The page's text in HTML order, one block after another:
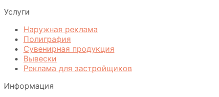
Услуги
Наружная реклама
Полиграфия
Сувенирная продукция
Вывески
Реклама для застройщиков
Информация